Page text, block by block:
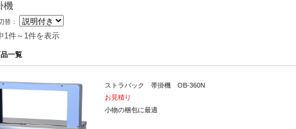
機
替：
1件～1件を表示
一覧
ストラパック 帯掛機 OB-360N
お見積り
小物の梱包に最適
プ